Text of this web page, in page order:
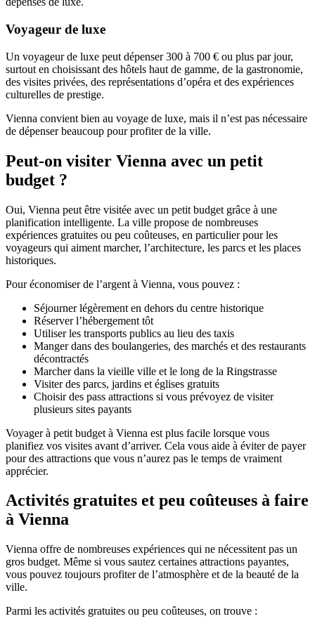
Voyageur de luxe
Un voyageur de luxe peut dépenser 300 à 700 € ou plus par jour,
surtout en choisissant des hôtels haut de gamme, de la gastronomie,
des visites privées, des représentations d’opéra et des expériences
culturelles de prestige.
Vienna convient bien au voyage de luxe, mais il n’est pas nécessaire
de dépenser beaucoup pour profiter de la ville.
Peut-on visiter Vienna avec un petit
budget ?
Oui, Vienna peut être visitée avec un petit budget grâce à une
planification intelligente. La ville propose de nombreuses
expériences gratuites ou peu coûteuses, en particulier pour les
voyageurs qui aiment marcher, l’architecture, les parcs et les places
historiques.
Pour économiser de l’argent à Vienna, vous pouvez :
Séjourner légèrement en dehors du centre historique
Réserver l’hébergement tôt
Utiliser les transports publics au lieu des taxis
Manger dans des boulangeries, des marchés et des restaurants
décontractés
Marcher dans la vieille ville et le long de la Ringstrasse
Visiter des parcs, jardins et églises gratuits
Choisir des pass attractions si vous prévoyez de visiter
plusieurs sites payants
Voyager à petit budget à Vienna est plus facile lorsque vous
planifiez vos visites avant d’arriver. Cela vous aide à éviter de payer
pour des attractions que vous n’aurez pas le temps de vraiment
apprécier.
Activités gratuites et peu coûteuses à faire
à Vienna
Vienna offre de nombreuses expériences qui ne nécessitent pas un
gros budget. Même si vous sautez certaines attractions payantes,
vous pouvez toujours profiter de l’atmosphère et de la beauté de la
ville.
Parmi les activités gratuites ou peu coûteuses, on trouve :